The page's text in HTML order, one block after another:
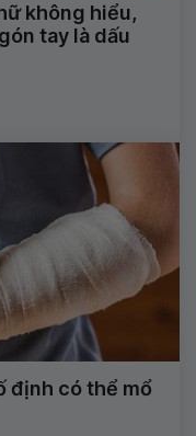
không hiểu,
tay là dấu
định có thể mổ